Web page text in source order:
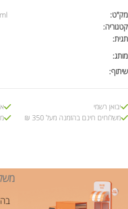
מק"ט:
קטגוריה:
תגית:
מותג:
שיתוף:
יבואן רשמי
משלוחים חינם בהזמנה מעל 350 ₪